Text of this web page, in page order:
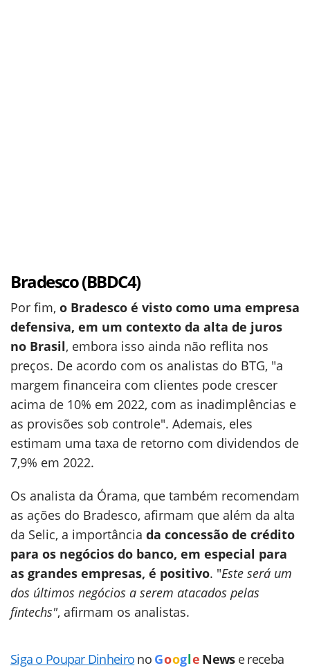
Bradesco (BBDC4)
Por fim, o Bradesco é visto como uma empresa
defensiva, em um contexto da alta de juros
no Brasil, embora isso ainda não reflita nos
preços. De acordo com os analistas do BTG, "a
margem financeira com clientes pode crescer
acima de 10% em 2022, com as inadimplências e
as provisões sob controle". Ademais, eles
estimam uma taxa de retorno com dividendos de
7,9% em 2022.
Os analista da Órama, que também recomendam
as ações do Bradesco, afirmam que além da alta
da Selic, a importância da concessão de crédito
para os negócios do banco, em especial para
as grandes empresas, é positivo. "Este será um
dos últimos negócios a serem atacados pelas
fintechs", afirmam os analistas.
Siga o Poupar Dinheiro no Goog le News e receba